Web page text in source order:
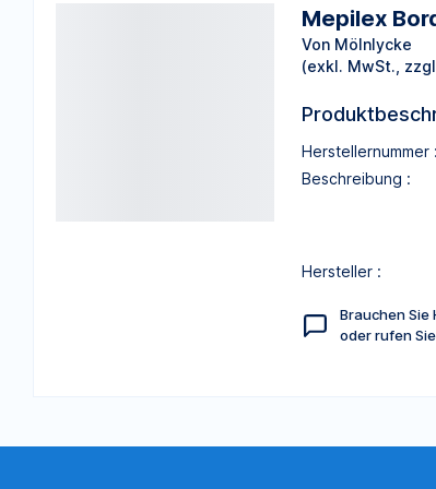
Mepilex
Von Mölnlycke
(exkl. MwSt.,
Herstellernummer :
Beschreibung :
Hersteller :
Brauchen Sie
oder rufen